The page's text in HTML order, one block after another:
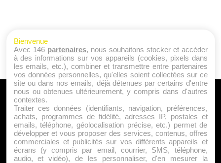
A PROPOS
Qui sommes nous ?
Mentions Légales
Publicité
Politique de Cookies
Bienvenue
Avec 146 partenaires, nous souhaitons stocker et accéder
à des informations sur vos appareils (cookies, pixels dans
les emails, etc.), combiner et transmettre entre partenaires
vos données personnelles, qu'elles soient collectées sur ce
site ou dans nos emails, déjà détenues par certains d'entre
nous ou obtenues ultérieurement, y compris dans d'autres
contextes.
Traiter ces données (identifiants, navigation, préférences,
achats, programmes de fidélité, adresses IP, postales et
emails, téléphone, géolocalisation précise, etc.) permet de
développer et vous proposer des services, contenus, offres
commerciales et publicités sur vos différents appareils et
écrans (y compris par email, courrier, SMS, téléphone,
audio, et vidéo), de les personnaliser, d'en mesurer la